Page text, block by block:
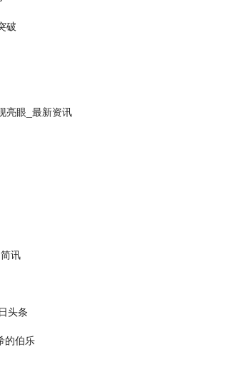
破
亮眼_最新资讯
讯
头条
的伯乐